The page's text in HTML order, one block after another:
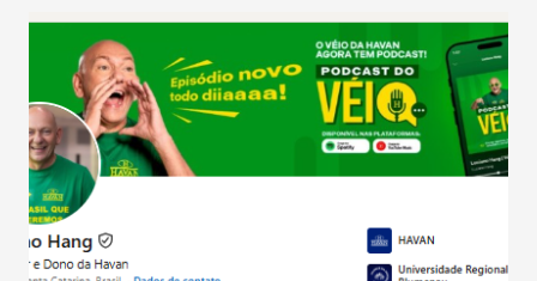
confraternizações de fim de ano e pelo pagamento do 13º
Salário para um número maior de trabalhadores, já que o
país tem a menor taxa de desemprego dos anos recentes.
Ainda segundo a Pesquisa, em novembro de 2025, 40% dos
bares e restaurantes operaram com lucro e outros 40%
registraram equilíbrio financeiro. Já o percentual de
estabelecimentos no prejuízo ficou em 19%, pouco abaixo
do observado no mês anterior. Outros 1% não existiam em